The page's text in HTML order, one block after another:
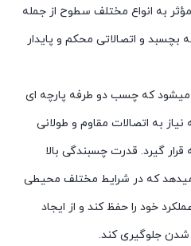
به انواع مختلف سطوح از جمله
بچسبد و اتصالاتی محکم و پایدار
که چسب دو طرفه پارچه ای
به اتصالات مقاوم و طولانی
گیرد. قدرت چسبندگی بالا
که در شرایط مختلف محیطی
خود را حفظ کند و از ایجاد
جلوگیری کند.